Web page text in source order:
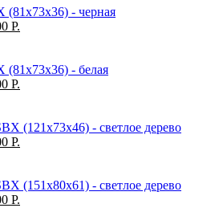
(81x73x36) - черная
Р.
(81x73x36) - белая
Р.
(121x73x46) - светлое дерево
Р.
(151x80x61) - светлое дерево
Р.